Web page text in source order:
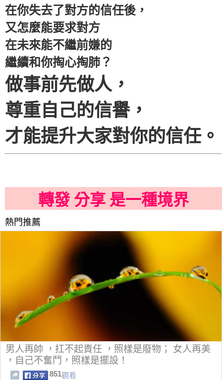
在你失去了對方的信任後，
又怎麼能要求對方
在未來能不繼前嫌的
繼續和你掏心掏肺？
做事前先做人，
尊重自己的信譽，
才能提升大家對你的信任。
轉發 分享 是一種境界
熱門推薦
男人再帥 ，扛不起責任 ，照樣是廢物； 女人再美
，自己不奮鬥，照樣是擺設！
851觀看